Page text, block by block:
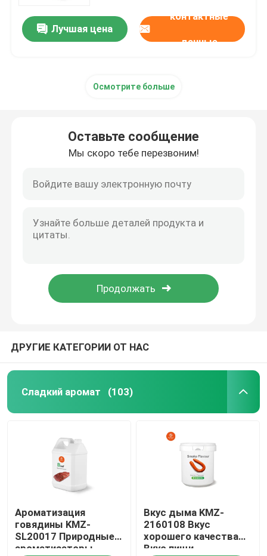
Продукты
Видео
Лучшая цена
контактные
данные
Осмотрите больше
Оставьте сообщение
Мы скоро тебе перезвоним!
ДРУГИЕ КАТЕГОРИИ ОТ НАС
Сладкий аромат (103)
Ароматизация
говядины KMZ-
SL20017 Природные
ароматизаторы
Вкус дыма KMZ-
2160108 Вкус
хорошего качества
Вкус пищи